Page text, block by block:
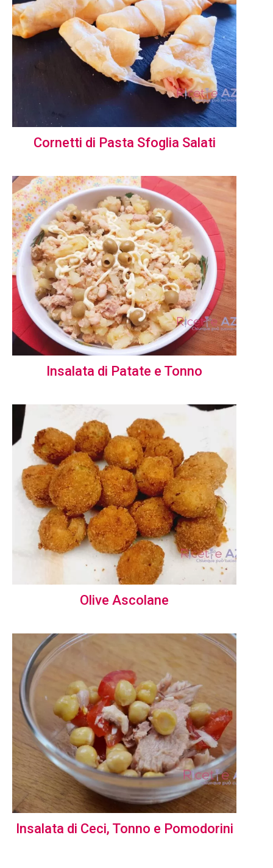
Cornetti di Pasta Sfoglia Salati
Insalata di Patate e Tonno
Olive Ascolane
Insalata di Ceci, Tonno e Pomodorini